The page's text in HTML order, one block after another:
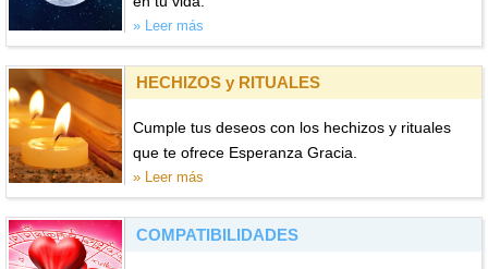
» Leer más
HECHIZOS y RITUALES
Cumple tus deseos con los hechizos y rituales
que te ofrece Esperanza Gracia.
» Leer más
COMPATIBILIDADES